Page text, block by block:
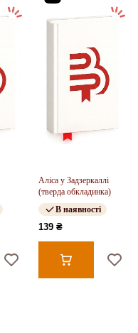
Аліса у Задзеркаллі
(тверда обкладинка)
В наявності
139 ₴